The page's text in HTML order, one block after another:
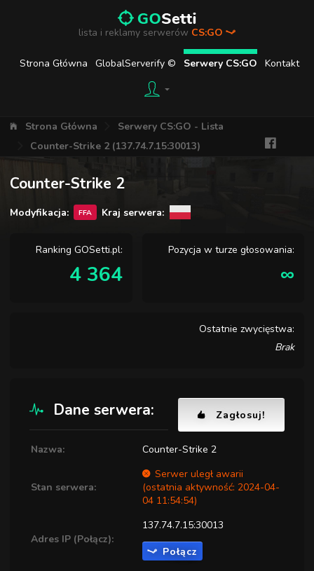
lista i reklamy serwerów CS:GO
Strona Główna GlobalServerify © Serwery CS:GO Kontakt
Strona Główna
Serwery CS:GO - Lista
Counter-Strike 2 (137.74.7.15:30013)
Counter-Strike 2
Modyfikacja: FFA Kraj serwera:
Ranking GOSetti.pl:
4 364
Pozycja w turze głosowania:
∞
Ostatnie zwycięstwa:
Brak
Dane serwera: Zagłosuj!
Nazwa: Counter-Strike 2
Stan serwera:
Serwer uległ awarii
(ostatnia aktywność: 2024-04-
04 11:54:54)
Adres IP (Połącz):
137.74.7.15:30013
Połącz